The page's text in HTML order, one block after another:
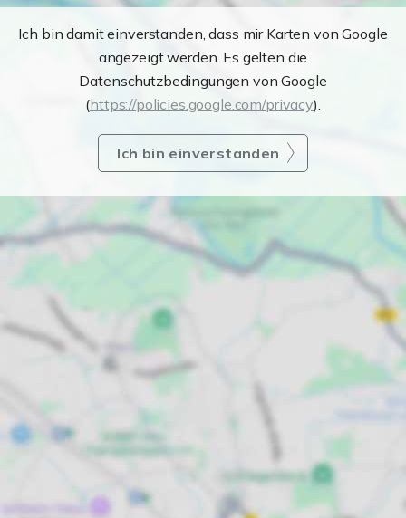
Ich bin damit einverstanden, dass mir Karten von Google
angezeigt werden. Es gelten die
Datenschutzbedingungen von Google
(https://policies.google.com/privacy).
Ich bin einverstanden